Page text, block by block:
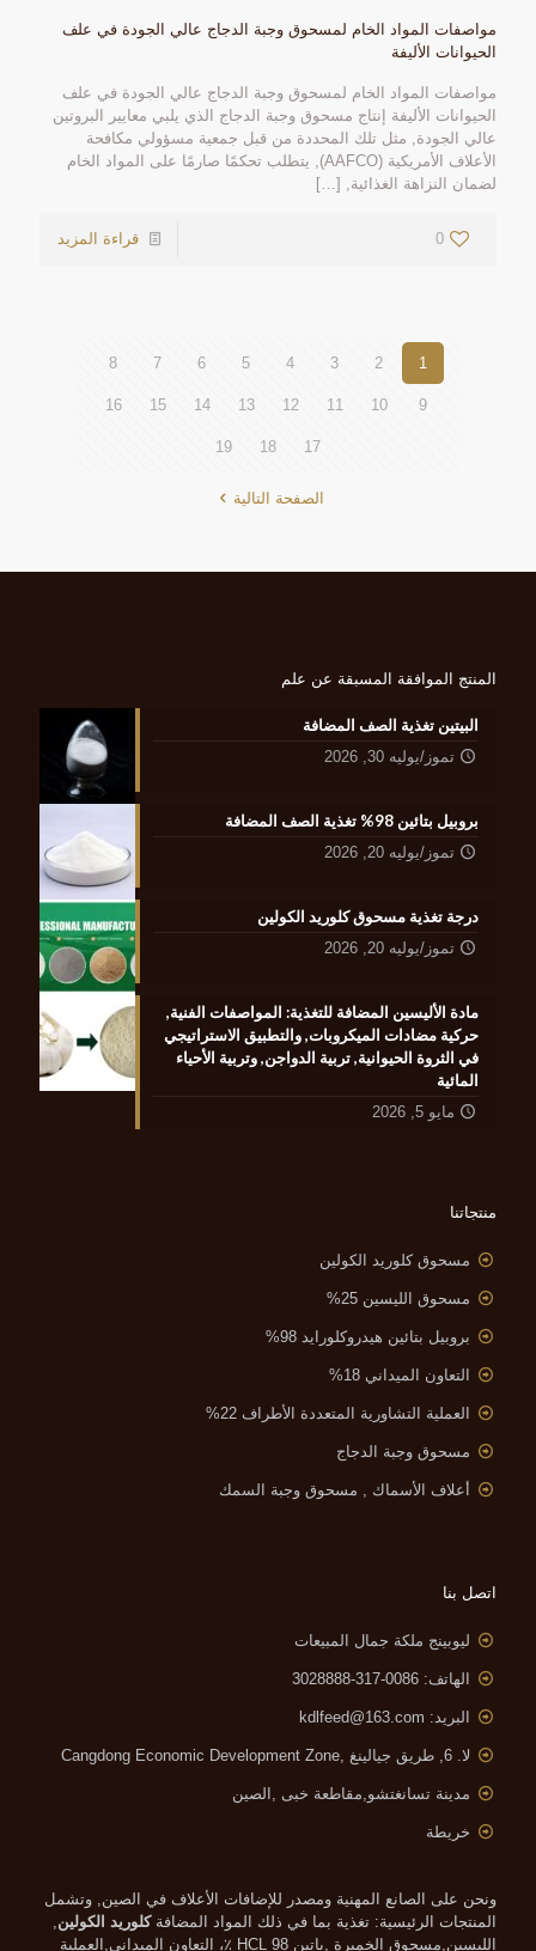
مواصفات المواد الخام لمسحوق وجبة الدجاج عالي الجودة في علف
الحيوانات الأليفة
مواصفات المواد الخام لمسحوق وجبة الدجاج عالي الجودة في علف
الحيوانات الأليفة إنتاج مسحوق وجبة الدجاج الذي يلبي معايير البروتين
عالي الجودة, مثل تلك المحددة من قبل جمعية مسؤولي مكافحة
الأعلاف الأمريكية (AAFCO), يتطلب تحكمًا صارمًا على المواد الخام
لضمان النزاهة الغذائية, […]
0 قراءة المزيد
1
2
3
4
5
6
7
8
9
10
11
12
13
14
15
16
17
18
19
الصفحة التالية
المنتج الموافقة المسبقة عن علم
البيتين تغذية الصف المضافة
تموز/يوليه 30, 2026
بروبيل بتائين 98% تغذية الصف المضافة
تموز/يوليه 20, 2026
درجة تغذية مسحوق كلوريد الكولين
تموز/يوليه 20, 2026
مادة الأليسين المضافة للتغذية: المواصفات الفنية,
حركية مضادات الميكروبات, والتطبيق الاستراتيجي
في الثروة الحيوانية, تربية الدواجن, وتربية الأحياء
المائية
مايو 5, 2026
منتجاتنا
مسحوق كلوريد الكولين
مسحوق الليسين 25%
بروبيل بتائين هيدروكلورايد 98%
التعاون الميداني 18%
العملية التشاورية المتعددة الأطراف 22%
مسحوق وجبة الدجاج
أعلاف الأسماك , مسحوق وجبة السمك
اتصل بنا
ليوبينج ملكة جمال المبيعات
الهاتف: 0086-317-3028888
البريد: kdlfeed@163.com
لا. 6, طريق جيالينغ , Cangdong Economic Development Zone
مدينة تسانغتشو,مقاطعة خبى ,الصين
خريطة
ونحن على الصانع المهنية ومصدر للإضافات الأعلاف في الصين, وتشمل
المنتجات الرئيسية: تغذية بما في ذلك المواد المضافةكلوريد الكولين,
الليسين,مسحوق الخميرة ,باتين HCL 98 ٪، التعاون الميداني,العملية